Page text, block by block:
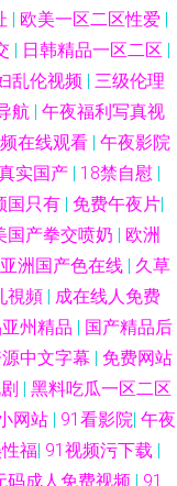
| 欧美一区二区性爱 |
| 日韩精品一区二区 |
乱伦视频 | 三级伦理
航 | 午夜福利写真视
在线观看 | 午夜影院
实国产 | 18禁自慰 |
国只有 | 免费午夜片|
国产拳交喷奶 | 欧洲
亚洲国产色在线 | 久草
視頻 | 成在线人免费
州精品 | 国产精品后
中文字幕 | 免费网站
| 黑料吃瓜一区二区
网站 | 91看影院| 午夜
福| 91视频污下载 |
码成人免费视频 | 91